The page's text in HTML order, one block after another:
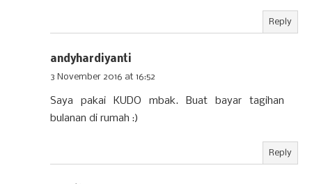
Reply
andyhardiyanti
3 November 2016 at 16:52
Saya pakai KUDO mbak. Buat bayar tagihan
bulanan di rumah :)
Reply